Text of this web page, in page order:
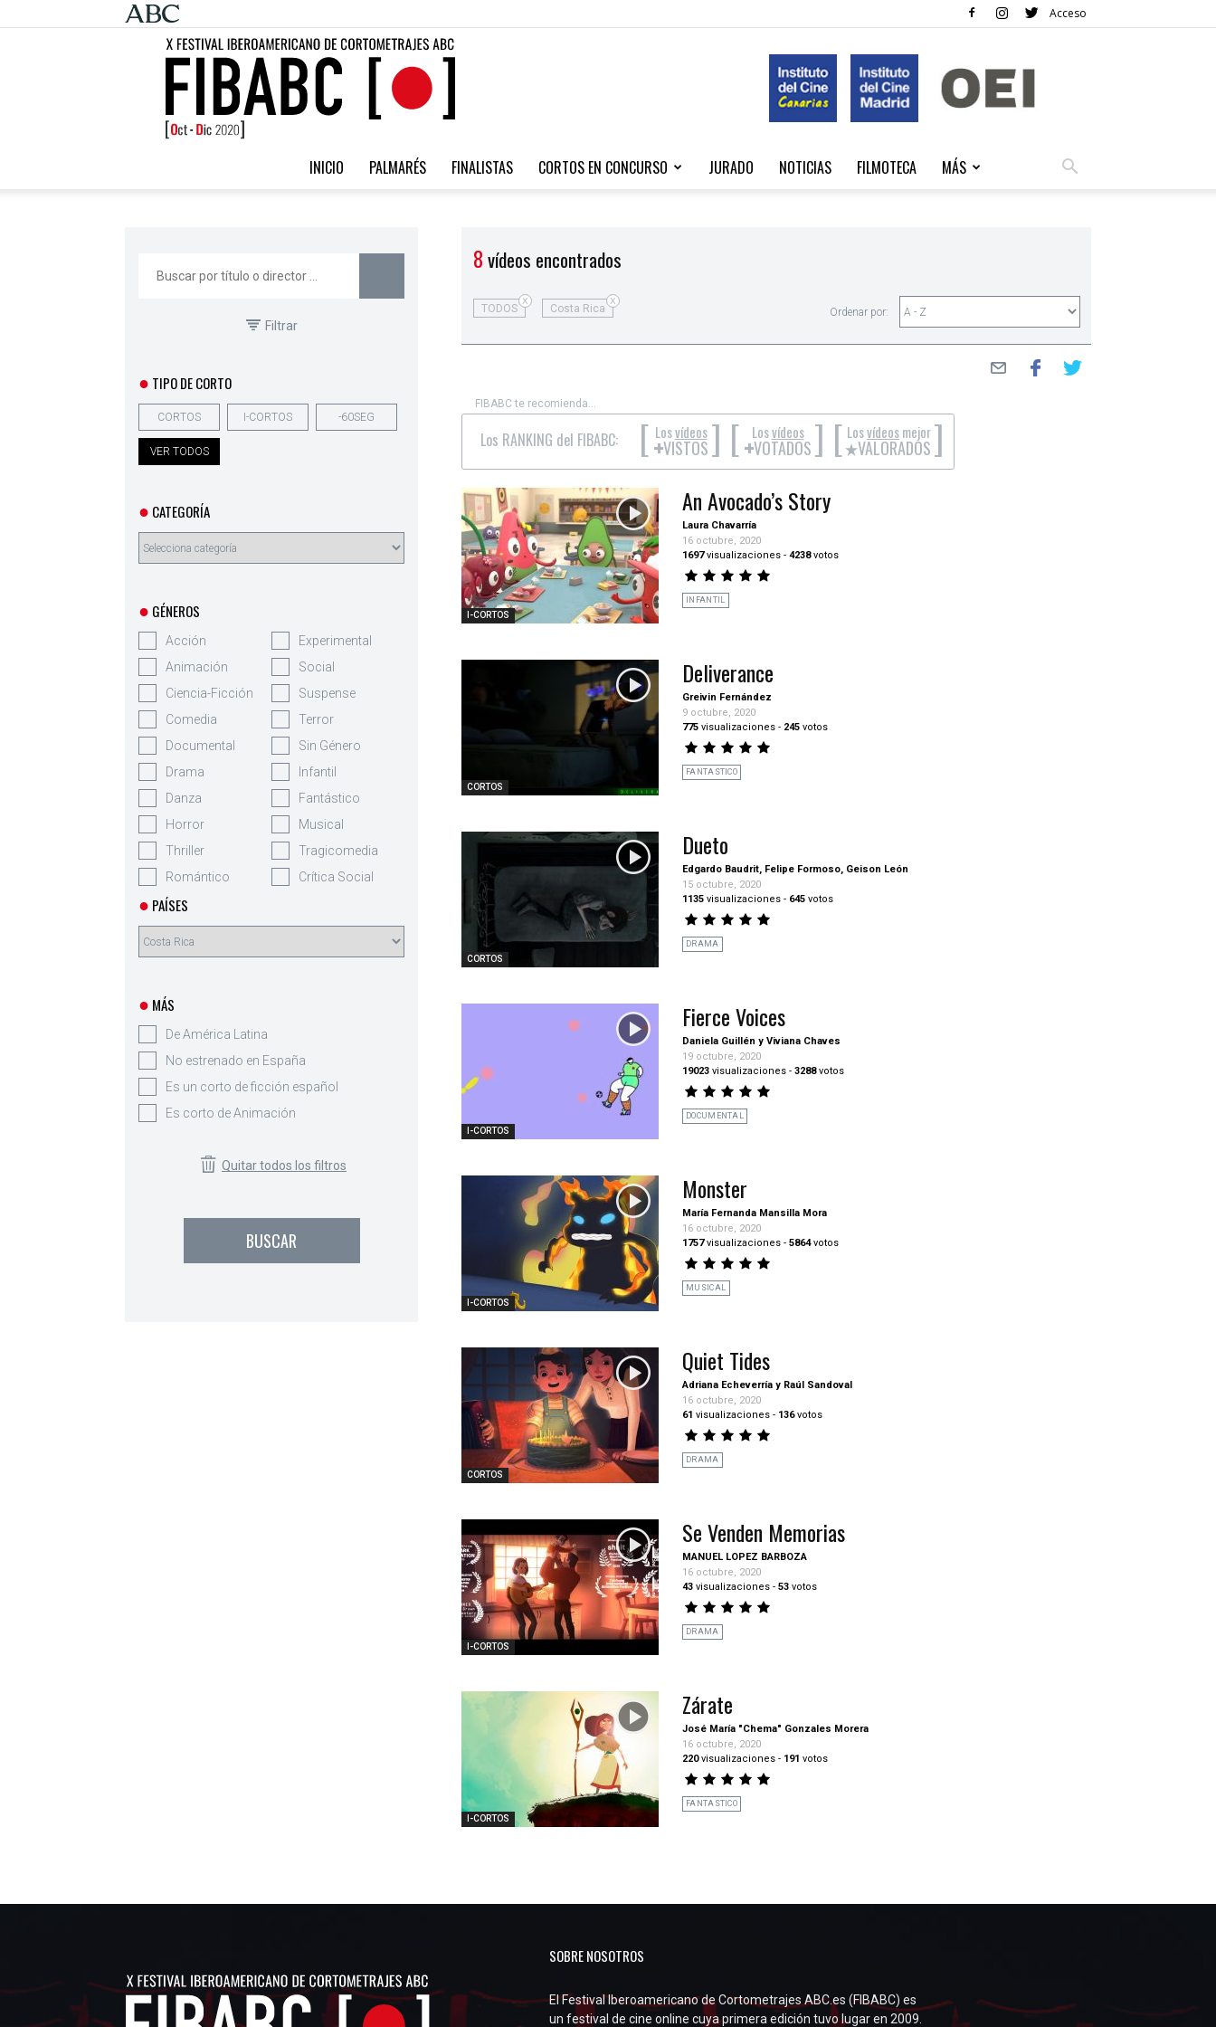
Acceso
INICIO PALMARÉS FINALISTAS CORTOS EN CONCURSO JURADO NOTICIAS FILMOTECA MÁS
8vídeos encontrados
X
TODOS
X
Costa Rica Ordenar por:
FIBABC te recomienda...
Los RANKING del FIBABC: [ Losvídeos
+VISTOS] [ Losvídeos
+VOTADOS] [ Losvídeosmejor
VALORADOS]
I-CORTOS
An Avocado’s Story
Laura Chavarría
16 octubre, 2020
1697visualizaciones - 4238votos
INFANTIL
CORTOS
Deliverance
Greivin Fernández
9 octubre, 2020
775 visualizaciones - 245 votos
FANTASTICO
CORTOS
Dueto
Edgardo Baudrit, Felipe Formoso, Geison León
15 octubre, 2020
1135 visualizaciones - 645 votos
DRAMA
I-CORTOS
Fierce Voices
Daniela Guillén y Viviana Chaves
19 octubre, 2020
19023 visualizaciones - 3288votos
DOCUMENTAL
I-CORTOS
Monster
María Fernanda Mansilla Mora
16 octubre, 2020
1757visualizaciones - 5864votos
MUSICAL
CORTOS
Quiet Tides
Adriana Echeverría y Raúl Sandoval
16 octubre, 2020
61 visualizaciones - 136votos
DRAMA
I-CORTOS
Se Venden Memorias
MANUEL LOPEZ BARBOZA
16 octubre, 2020
43 visualizaciones - 53 votos
DRAMA
I-CORTOS
Zárate
José María "Chema" Gonzales Morera
16 octubre, 2020
220visualizaciones - 191 votos
FANTASTICO
Filtrar
● TIPO DE CORTO
CORTOS I-CORTOS -60SEG
VER TODOS
● CATEGORÍA
● GÉNEROS
Acción
Animación
Ciencia-Ficción
Comedia
Documental
Drama
Danza
Horror
Thriller
Romántico
Experimental
Social
Suspense
Terror
Sin Género
Infantil
Fantástico
Musical
Tragicomedia
Crítica Social
● PAÍSES
● MÁS
De América Latina
No estrenado en España
Es un corto de ficción español
Es corto de Animación
Quitar todos los filtros
BUSCAR
SOBRE NOSOTROS
El Festival Iberoamericano de Cortometrajes ABC.es (FIBABC) es
un festival de cine online cuya primera edición tuvo lugar en 2009.